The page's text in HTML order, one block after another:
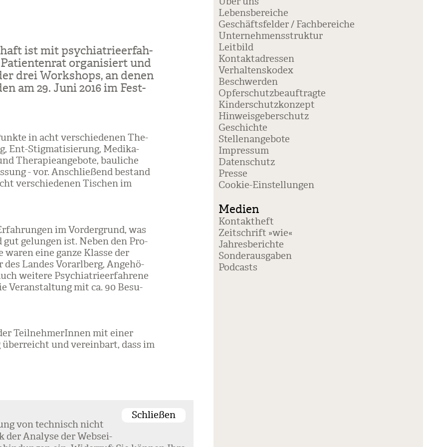
Schließen
von tech­nisch nicht
der Ana­lyse der Web­sei­
ist mit psych­ia­trie­er­fah­
orga­ni­siert und
drei Work­shops, an denen
am 29. Juni 2016 im Fest­
in acht ver­schie­de­nen The­
Ent-Stig­ma­ti­sie­rung, Medi­ka­
The­ra­pie­an­ge­bote, bau­li­che
- vor. Anschlie­ßend bestand
ver­schie­de­nen Tischen im
im Vor­der­grund, was
gelun­gen ist. Neben den Pro­
eine ganze Klasse der
Lan­des Vor­arl­berg, Ange­hö­
wei­tere Psych­ia­trie­er­fah­rene
Ver­an­stal­tung mit ca. 90 Besu­
Teil­neh­me­rIn­nen mit einer
und ver­ein­bart, dass im
Lebensbereiche
Geschäftsfelder / Fachbereiche
Unternehmensstruktur
Leitbild
Kontaktadressen
Verhaltenskodex
Beschwerden
Opferschutzbeauftragte
Kinderschutzkonzept
Hinweisgeberschutz
Geschichte
Stellenangebote
Impressum
Datenschutz
Presse
Coo­kie-Ein­stel­lun­gen
Medien
Kontaktheft
Zeitschrift »wie«
Jahresberichte
Sonderausgaben
Podcasts